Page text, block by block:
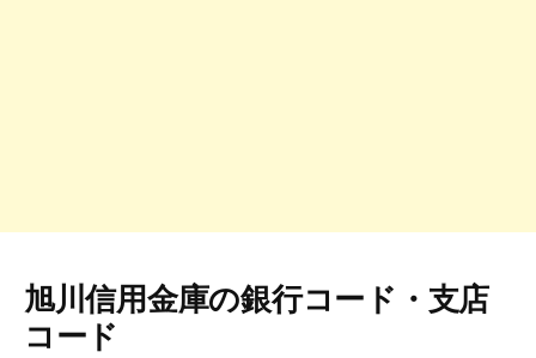
旭川信用金庫の銀行コード・支店
コード